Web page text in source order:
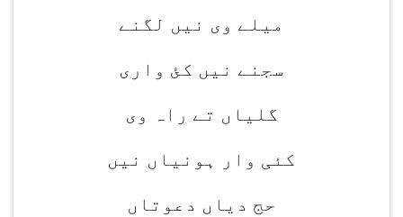
میلے وی نیں لگنے
سجنے نیں کئ واری
گلیاں تے راہ وی
کئی وار ہونیاں نیں
حج دیاں دعوتاں